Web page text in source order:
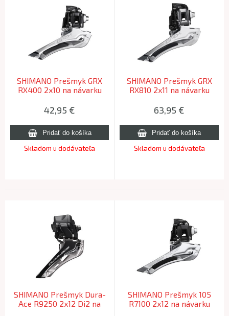
SHIMANO Prešmyk GRX
RX400 2x10 na návarku
42,95 €
Skladom u dodávateľa
SHIMANO Prešmyk GRX
RX810 2x11 na návarku
63,95 €
Skladom u dodávateľa
SHIMANO Prešmyk Dura-
Ace R9250 2x12 Di2 na
SHIMANO Prešmyk 105
R7100 2x12 na návarku